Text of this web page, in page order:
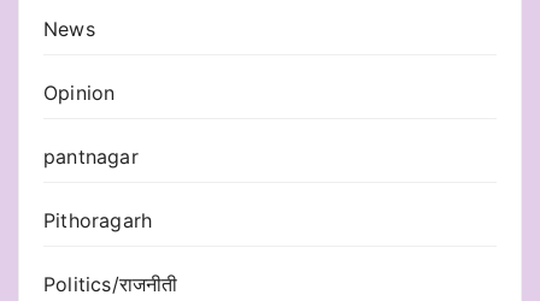
News
Opinion
pantnagar
Pithoragarh
Politics/राजनीती